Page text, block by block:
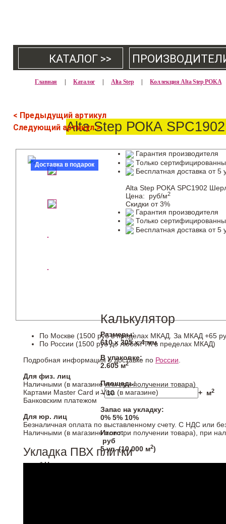
КАТАЛОГ >>
Главная Каталог Alta Step Коллекция Alta Step РОКА
< Предыдущий артикул
Следующий артикул >Alta Step РОКА
Доставка в подарок
Гарантия производителя
Только
Бесплатная доставка от 5
Alta Step РОКА SPC1902
Цена:
руб/м2
Скидки от 3%
Гарантия производителя
Только
Бесплатная доставка от 5
Калькулятор
Размеры:
610 х 305 х 4 мм
В упаковке:
2.605 м2
Площадь:
–
+ м2
Запас на укладку:
0% 5% 10%
Итого:
руб
5уп. (10,000 м2)
* Напольные покрытия продаются кратно
По Москве (1500 руб в пределах МКАД. За МКАД +65
По России (1500 руб до любой ТК в пределах МКАД)
Подробная информация о доставке по России.
Для физ. лиц
Наличными (в магазине или при получении товара)
Картами Master Card и Visa (в магазине)
Банковским платежом
Для юр. лиц
Безналичная оплата по выставленному счету. С НДС или
Наличными (в магазине или при получении товара), при
Укладка ПВХ плитки